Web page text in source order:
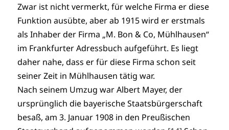
Zwar ist nicht vermerkt, für welche Firma er diese
Funktion ausübte, aber ab 1915 wird er erstmals
als Inhaber der Firma „M. Bon & Co, Mühlhausen“
im Frankfurter Adressbuch aufgeführt. Es liegt
daher nahe, dass er für diese Firma schon seit
seiner Zeit in Mühlhausen tätig war.
Nach seinem Umzug war Albert Mayer, der
ursprünglich die bayerische Staatsbürgerschaft
besaß, am 3. Januar 1908 in den Preußischen